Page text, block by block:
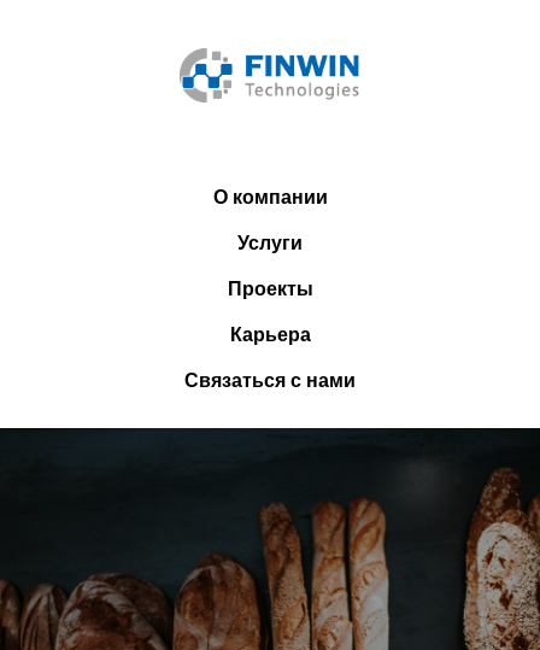
О компании
Услуги
Проекты
Карьера
Связаться с нами